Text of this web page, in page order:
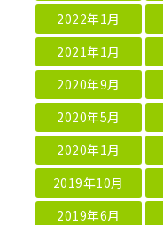
2022年1月
2021年1月
2020年9月
2020年5月
2020年1月
2019年10月
2019年6月